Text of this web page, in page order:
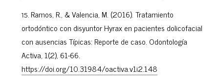
Ramos, R., & Valencia, M. (2016). Tratamiento
ortodóntico con disyuntor Hyrax en pacientes dolicofacial
con ausencias Típicas: Reporte de caso. Odontología
Activa, 1(2), 61-66.
https://doi.org/10.31984/oactiva.v1i2.148